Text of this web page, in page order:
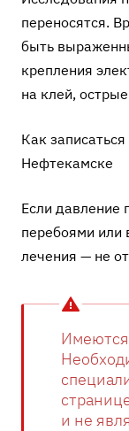
переносятся.
быть
крепления
на клей,
Как
Нефтекамске
Если давление
перебоями или
лечения — не
Имеются
и не